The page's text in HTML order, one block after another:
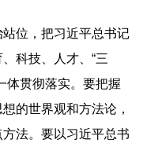
位，把习近平总书记
科技、人才、“三
体贯彻落实。要把握
的世界观和方法论，
法。要以习近平总书